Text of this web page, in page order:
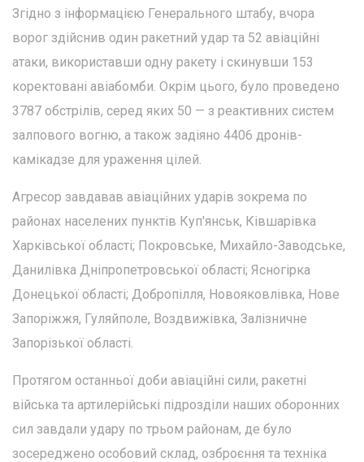
Згідно з інформацією Генерального штабу, вчора
ворог здійснив один ракетний удар та 52 авіаційні
атаки, використавши одну ракету і скинувши 153
коректовані авіабомби. Окрім цього, було проведено
3787 обстрілів, серед яких 50 — з реактивних систем
залпового вогню, а також задіяно 4406 дронів-
камікадзе для ураження цілей.
Агресор завдавав авіаційних ударів зокрема по
районах населених пунктів Куп'янськ, Ківшарівка
Харківської області; Покровське, Михайло-Заводське,
Данилівка Дніпропетровської області; Ясногірка
Донецької області; Добропілля, Новояковлівка, Нове
Запоріжжя, Гуляйполе, Воздвижівка, Залізничне
Запорізької області.
Протягом останньої доби авіаційні сили, ракетні
війська та артилерійські підрозділи наших оборонних
сил завдали удару по трьом районам, де було
зосереджено особовий склад, озброєння та техніка